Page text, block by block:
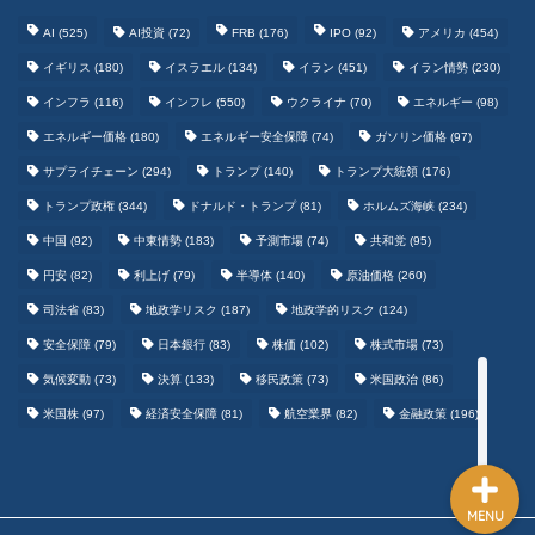
AI (525) AI投資 (72) FRB (176) IPO (92) アメリカ (454)
イギリス (180) イスラエル (134) イラン (451) イラン情勢 (230)
インフラ (116) インフレ (550) ウクライナ (70) エネルギー (98)
エネルギー価格 (180) エネルギー安全保障 (74) ガソリン価格 (97)
サプライチェーン (294) トランプ(140) トランプ大統領 (176)
トランプ政権 (344) ドナルド・トランプ(81) ホルムズ海峡 (234)
中国 (92) 中東情勢 (183) 予測市場 (74) 共和党 (95)
円安 (82) 利上げ (79) 半導体 (140) 原油価格 (260)
司法省 (83) 地政学リスク (187) 地政学的リスク (124)
安全保障 (79) 日本銀行 (83) 株価 (102) 株式市場 (73)
気候変動 (73) 決算 (133) 移民政策 (73) 米国政治 (86)
米国株 (97) 経済安全保障 (81) 航空業界 (82) 金融政策 (196)
MENU
野球まとめ
サッカーまとめ